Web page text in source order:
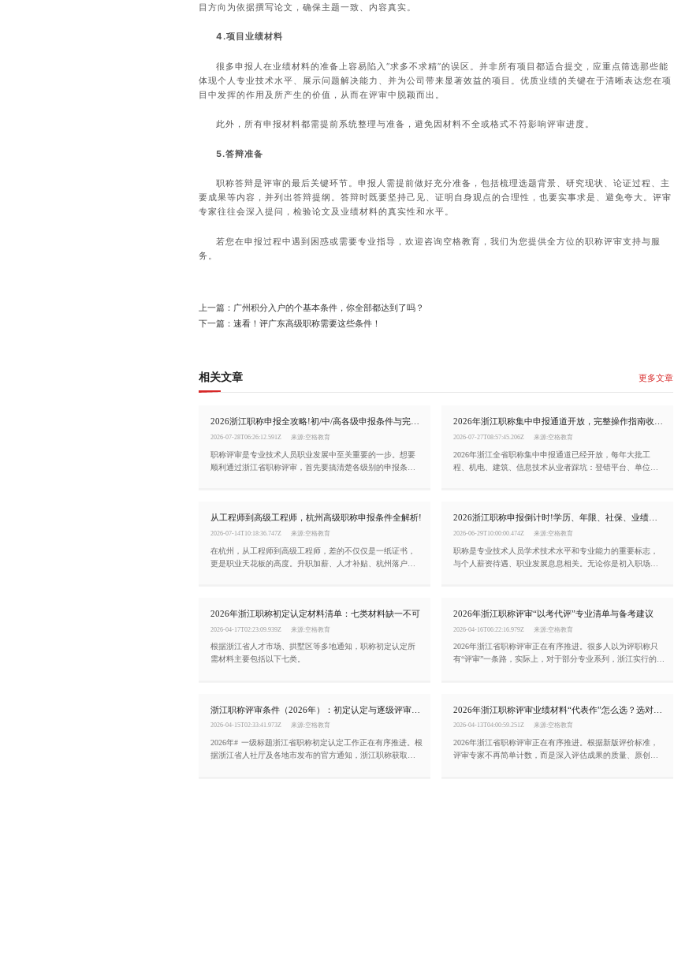
目方向为依据撰写论文，确保主题一致、内容真实。
4.项目业绩材料
很多申报人在业绩材料的准备上容易陷入“求多不求精”的误区。并非所有项目都适合提交，应重点筛选那些能
体现个人专业技术水平、展示问题解决能力、并为公司带来显著效益的项目。优质业绩的关键在于清晰表达您在项
目中发挥的作用及所产生的价值，从而在评审中脱颖而出。
此外，所有申报材料都需提前系统整理与准备，避免因材料不全或格式不符影响评审进度。
5.答辩准备
职称答辩是评审的最后关键环节。申报人需提前做好充分准备，包括梳理选题背景、研究现状、论证过程、主
要成果等内容，并列出答辩提纲。答辩时既要坚持己见、证明自身观点的合理性，也要实事求是、避免夸大。评审
专家往往会深入提问，检验论文及业绩材料的真实性和水平。
若您在申报过程中遇到困惑或需要专业指导，欢迎咨询空格教育，我们为您提供全方位的职称评审支持与服
务。
上一篇：广州积分入户的个基本条件，你全部都达到了吗？
下一篇：速看！评广东高级职称需要这些条件！
相关文章 更多文章
2026浙江职称申报全攻略!初/中/高各级申报条件与完整流程详解
2026-07-28T06:26:12.591Z 来源:空格教育
职称评审是专业技术人员职业发展中至关重要的一步。想要
顺利通过浙江省职称评审，首先要搞清楚各级别的申报条
2026-07-27T08:57:45.206Z 来源:空格教育
2026年浙江全省职称集中申报通道已经开放，每年大批工
程、机电、建筑、信息技术从业者踩坑：登错平台、单位无
次性讲清楚。
从工程师到高级工程师，杭州高级职称申报条件全解析!
2026-07-14T10:18:36.747Z 来源:空格教育
在杭州，从工程师到高级工程师，差的不仅仅是一纸证书，
更是职业天花板的高度。升职加薪、人才补贴、杭州落户加
2026浙江职称申报倒计时!学历、年限、社保、业绩材料自查清单
2026-06-29T10:00:00.474Z 来源:空格教育
职称是专业技术人员学术技术水平和专业能力的重要标志，
与个人薪资待遇、职业发展息息相关。无论你是初入职场的
2026年浙江职称初定认定材料清单：七类材料缺一不可
2026-04-17T02:23:09.939Z 来源:空格教育
根据浙江省人才市场、拱墅区等多地通知，职称初定认定所
需材料主要包括以下七类。
2026年浙江职称评审“以考代评”专业清单与备考建议
2026-04-16T06:22:16.979Z 来源:空格教育
2026年浙江省职称评审正在有序推进。很多人以为评职称只
有“评审”一条路，实际上，对于部分专业系列，浙江实行的
浙江职称评审条件（2026年）：初定认定与逐级评审并行
2026-04-15T02:33:41.973Z 来源:空格教育
2026年# 一级标题浙江省职称初定认定工作正在有序推进。根
据浙江省人社厅及各地市发布的官方通知，浙江职称获取分
2026年浙江职称评审业绩材料“代表作”怎么选？选对了等于成功一半
2026-04-13T04:00:59.251Z 来源:空格教育
2026年浙江省职称评审正在有序推进。根据新版评价标准，
评审专家不再简单计数，而是深入评估成果的质量、原创价